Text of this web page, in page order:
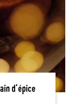
d’épice